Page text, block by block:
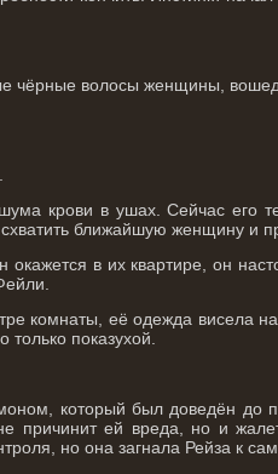
чёрные волосы женщины,
крови в ушах. Сейчас его
ближайшую женщину и
в их квартире, он
комнаты, её одежда висела
показухой.
который был доведён до
причинит ей вреда, но и
но она загнала Рейза к